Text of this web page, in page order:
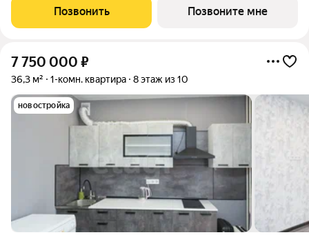
представление о доступном и комфортном жилье в
Хабаровске. Это не просто точечная застройка, а
Позвонить Позвоните мне
7 750 000 ₽
36,3 м² 1-комн. квартира 8 этаж из 10
новостройка